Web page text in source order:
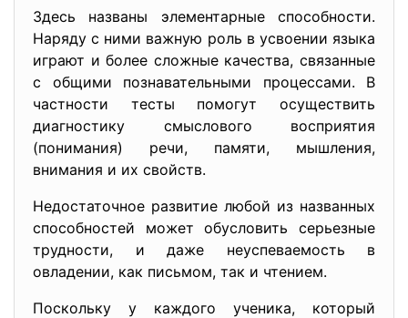
Здесь названы элементарные способности.
Наряду с ними важную роль в усвоении языка
играют и более сложные качества, связанные
с общими познавательными процессами. В
частности тесты помогут осуществить
диагностику смыслового восприятия
(понимания) речи, памяти, мышления,
внимания и их свойств.
Недостаточное развитие любой из названных
способностей может обусловить серьезные
трудности, и даже неуспеваемость в
овладении, как письмом, так и чтением.
Поскольку у каждого ученика, который